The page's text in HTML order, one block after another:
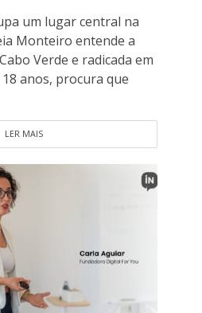
um lugar central na
Monteiro entende a
Verde e radicada em
anos, procura que
LER MAIS